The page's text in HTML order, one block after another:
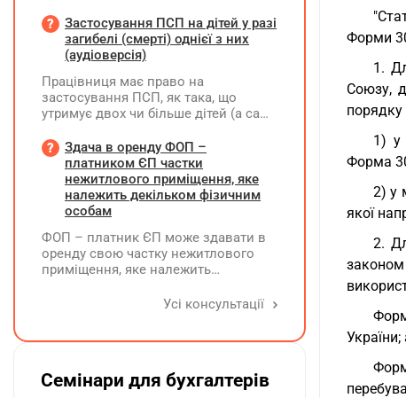
Форми
1.
Союзу,
порядку
1) у
Форма
2) у
якої
2.
України;
належного оформлення такої
премії?
Застосування ПСП на дітей у разі
загибелі (смерті) однієї з них
(аудіоверсія)
Працівниця має право на
застосування ПСП, як така, що
утримує двох чи більше дітей (а саме
одна дитина загинула. Як надалі
правильно застосовувати ПСП?
Працівниця має подати нову заяву
на застосування ПСП?
Здача в оренду ФОП –
платником ЄП частки
нежитлового приміщення, яке
належить декільком фізичним
особам
ФОП – платник ЄП може здавати в
оренду свою частку нежитлового
приміщення, яке належить
власності із поділом на частки
Усі консультації
Семінари для бухгалтерів